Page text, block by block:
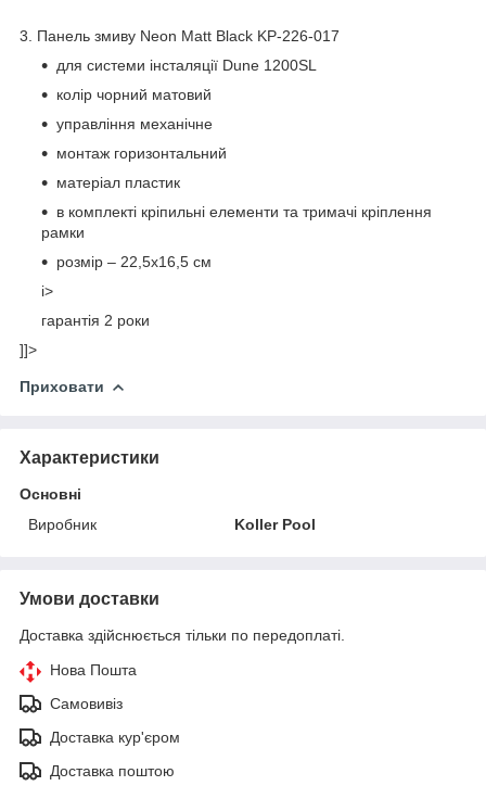
3. Панель змиву Neon Matt Black KP-226-017
для системи інсталяції Dune 1200SL
колір чорний матовий
управління механічне
монтаж горизонтальний
матеріал пластик
в комплекті кріпильні елементи та тримачі кріплення
рамки
розмір – 22,5х16,5 см
i>
гарантія 2 роки
]]>
Приховати
Характеристики
Основні
Виробник
Koller Pool
Умови доставки
Доставка здійснюється тільки по передоплаті.
Нова Пошта
Самовивіз
Доставка кур'єром
Доставка поштою